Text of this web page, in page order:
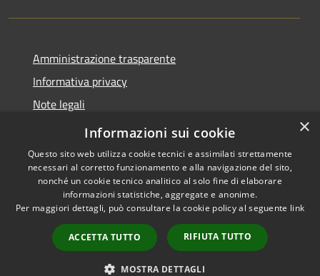
Amministrazione trasparente
Informativa privacy
Note legali
Dichiarazione di accessibilità
Accessibilità
Copyright © 2026 • Comune di
Desio • Powered by
Municipium•
Accesso
redazione
×
Informazioni sui cookie
Questo sito web utilizza cookie tecnici e assimilati strettamente
necessari al corretto funzionamento e alla navigazione del sito,
nonché un cookie tecnico analitico al solo fine di elaborare
informazioni statistiche, aggregate e anonime.
Per maggiori dettagli, può consultare la cookie policy al seguente link
ACCETTA TUTTO RIFIUTA TUTTO
MOSTRA DETTAGLI